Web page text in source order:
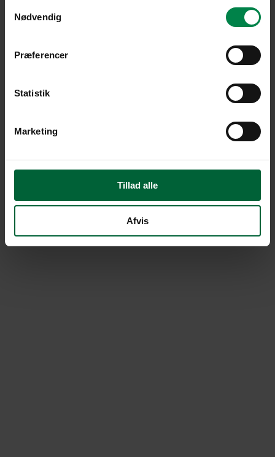
Nødvendig
Præferencer
Statistik
Marketing
Tillad alle
Afvis